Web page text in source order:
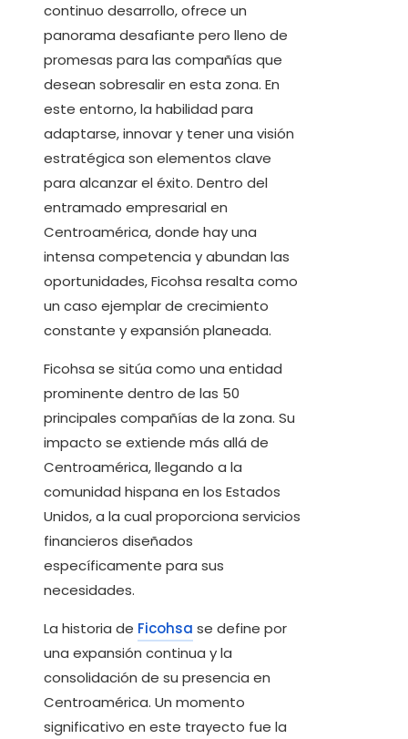
continuo desarrollo, ofrece un
panorama desafiante pero lleno de
promesas para las compañías que
desean sobresalir en esta zona. En
este entorno, la habilidad para
adaptarse, innovar y tener una visión
estratégica son elementos clave
para alcanzar el éxito. Dentro del
entramado empresarial en
Centroamérica, donde hay una
intensa competencia y abundan las
oportunidades, Ficohsa resalta como
un caso ejemplar de crecimiento
constante y expansión planeada.
Ficohsa se sitúa como una entidad
prominente dentro de las 50
principales compañías de la zona. Su
impacto se extiende más allá de
Centroamérica, llegando a la
comunidad hispana en los Estados
Unidos, a la cual proporciona servicios
financieros diseñados
específicamente para sus
necesidades.
La historia de Ficohsa se define por
una expansión continua y la
consolidación de su presencia en
Centroamérica. Un momento
significativo en este trayecto fue la